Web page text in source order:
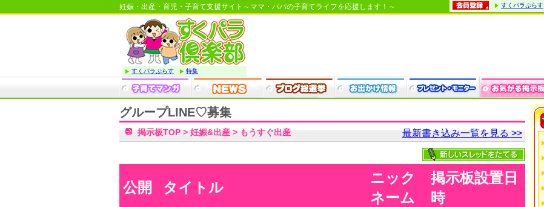
妊娠・出産・育児・子育て支援サイト～ママ・パパの子育てライフを応援します！～ すくパラぷらす
すくパラぷらす 特集
グループLINE♡募集
最新書き込み一覧を見る >>
掲示板TOP > 妊娠&出産 > もうすぐ出産
公開 タイトル
ニック
ネーム
掲示板設置日
時